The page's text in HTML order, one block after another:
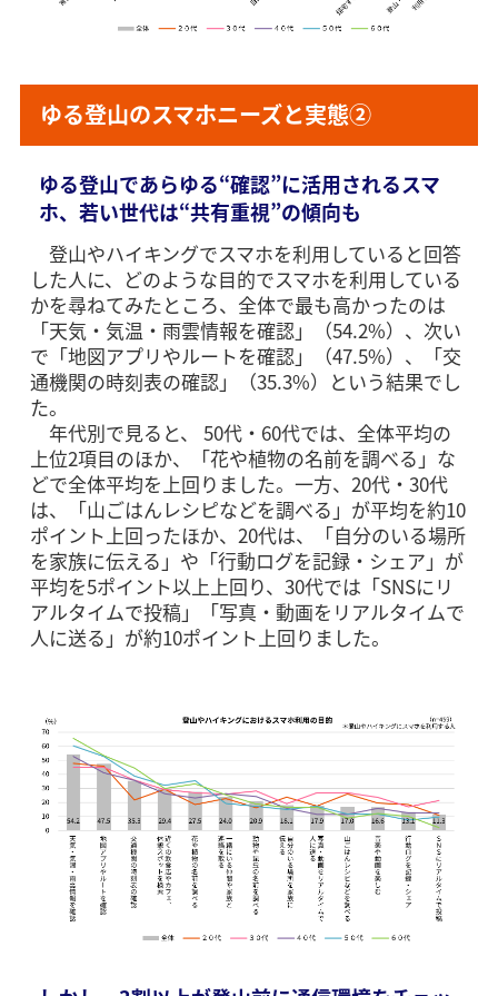
ゆる登山のスマホニーズと実態②
ゆる登山であらゆる“確認”に活用されるスマ
ホ、若い世代は“共有重視”の傾向も
登山やハイキングでスマホを利用していると回答
した人に、どのような目的でスマホを利用している
かを尋ねてみたところ、全体で最も高かったのは
「天気・気温・雨雲情報を確認」（54.2%）、次い
で「地図アプリやルートを確認」（47.5%）、「交
通機関の時刻表の確認」（35.3%）という結果でし
た。
年代別で見ると、 50代・60代では、全体平均の
上位2項目のほか、「花や植物の名前を調べる」な
どで全体平均を上回りました。一方、20代・30代
は、「山ごはんレシピなどを調べる」が平均を約10
ポイント上回ったほか、20代は、「自分のいる場所
を家族に伝える」や「行動ログを記録・シェア」が
平均を5ポイント以上上回り、30代では「SNSにリ
アルタイムで投稿」「写真・動画をリアルタイムで
人に送る」が約10ポイント上回りました。